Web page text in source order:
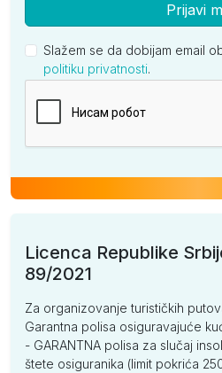
Prijavi
Slažem se da dobijam email
politiku privatnosti.
Licenca Republike
89/2021
Za organizovanje turističkih
Garantna polisa osiguravajuće
- GARANTNA polisa za slučaj
štete osiguranika (limit pokrića